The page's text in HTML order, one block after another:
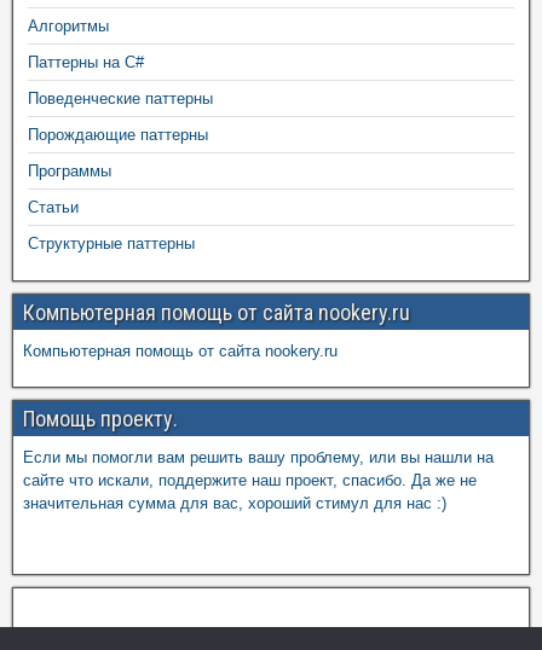
Алгоритмы
Паттерны на C#
Поведенческие паттерны
Порождающие паттерны
Программы
Статьи
Структурные паттерны
Компьютерная помощь от сайта nookery.ru
Компьютерная помощь от сайта nookery.ru
Помощь проекту.
Если мы помогли вам решить вашу проблему, или вы нашли на
сайте что искали, поддержите наш проект, спасибо. Да же не
значительная сумма для вас, хороший стимул для нас :)